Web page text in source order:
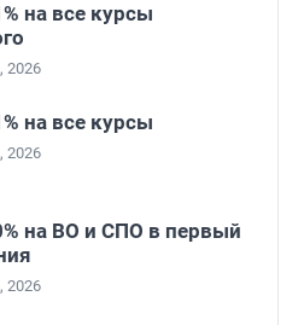
на все курсы
2026
на все курсы
2026
на ВО и СПО в первый
2026